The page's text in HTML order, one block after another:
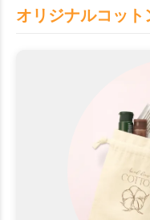
オリジナルコッ